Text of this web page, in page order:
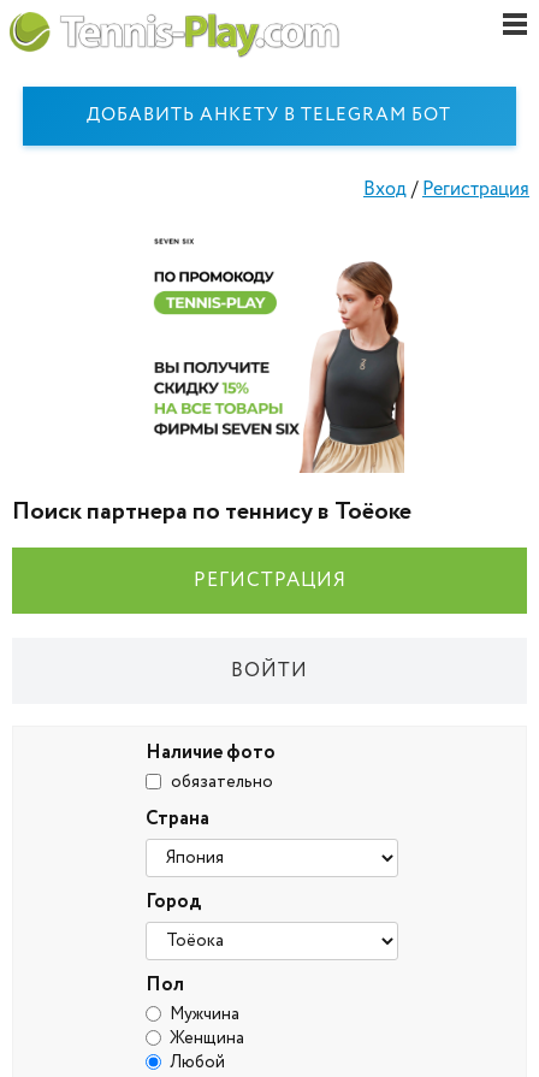
ДОБАВИТЬ АНКЕТУ В TELEGRAM БОТ
Вход/Регистрация
Поиск партнера по теннису в Тоёоке
РЕГИСТРАЦИЯ
ВОЙТИ
Наличие фото
обязательно
Страна
Город
Пол
Мужчина
Женщина
Любой